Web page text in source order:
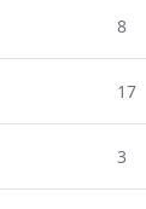
8
17
3